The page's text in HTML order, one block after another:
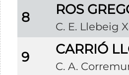
8 ROS
C. E. Llebeig
9 CARRIÓ
C. A.